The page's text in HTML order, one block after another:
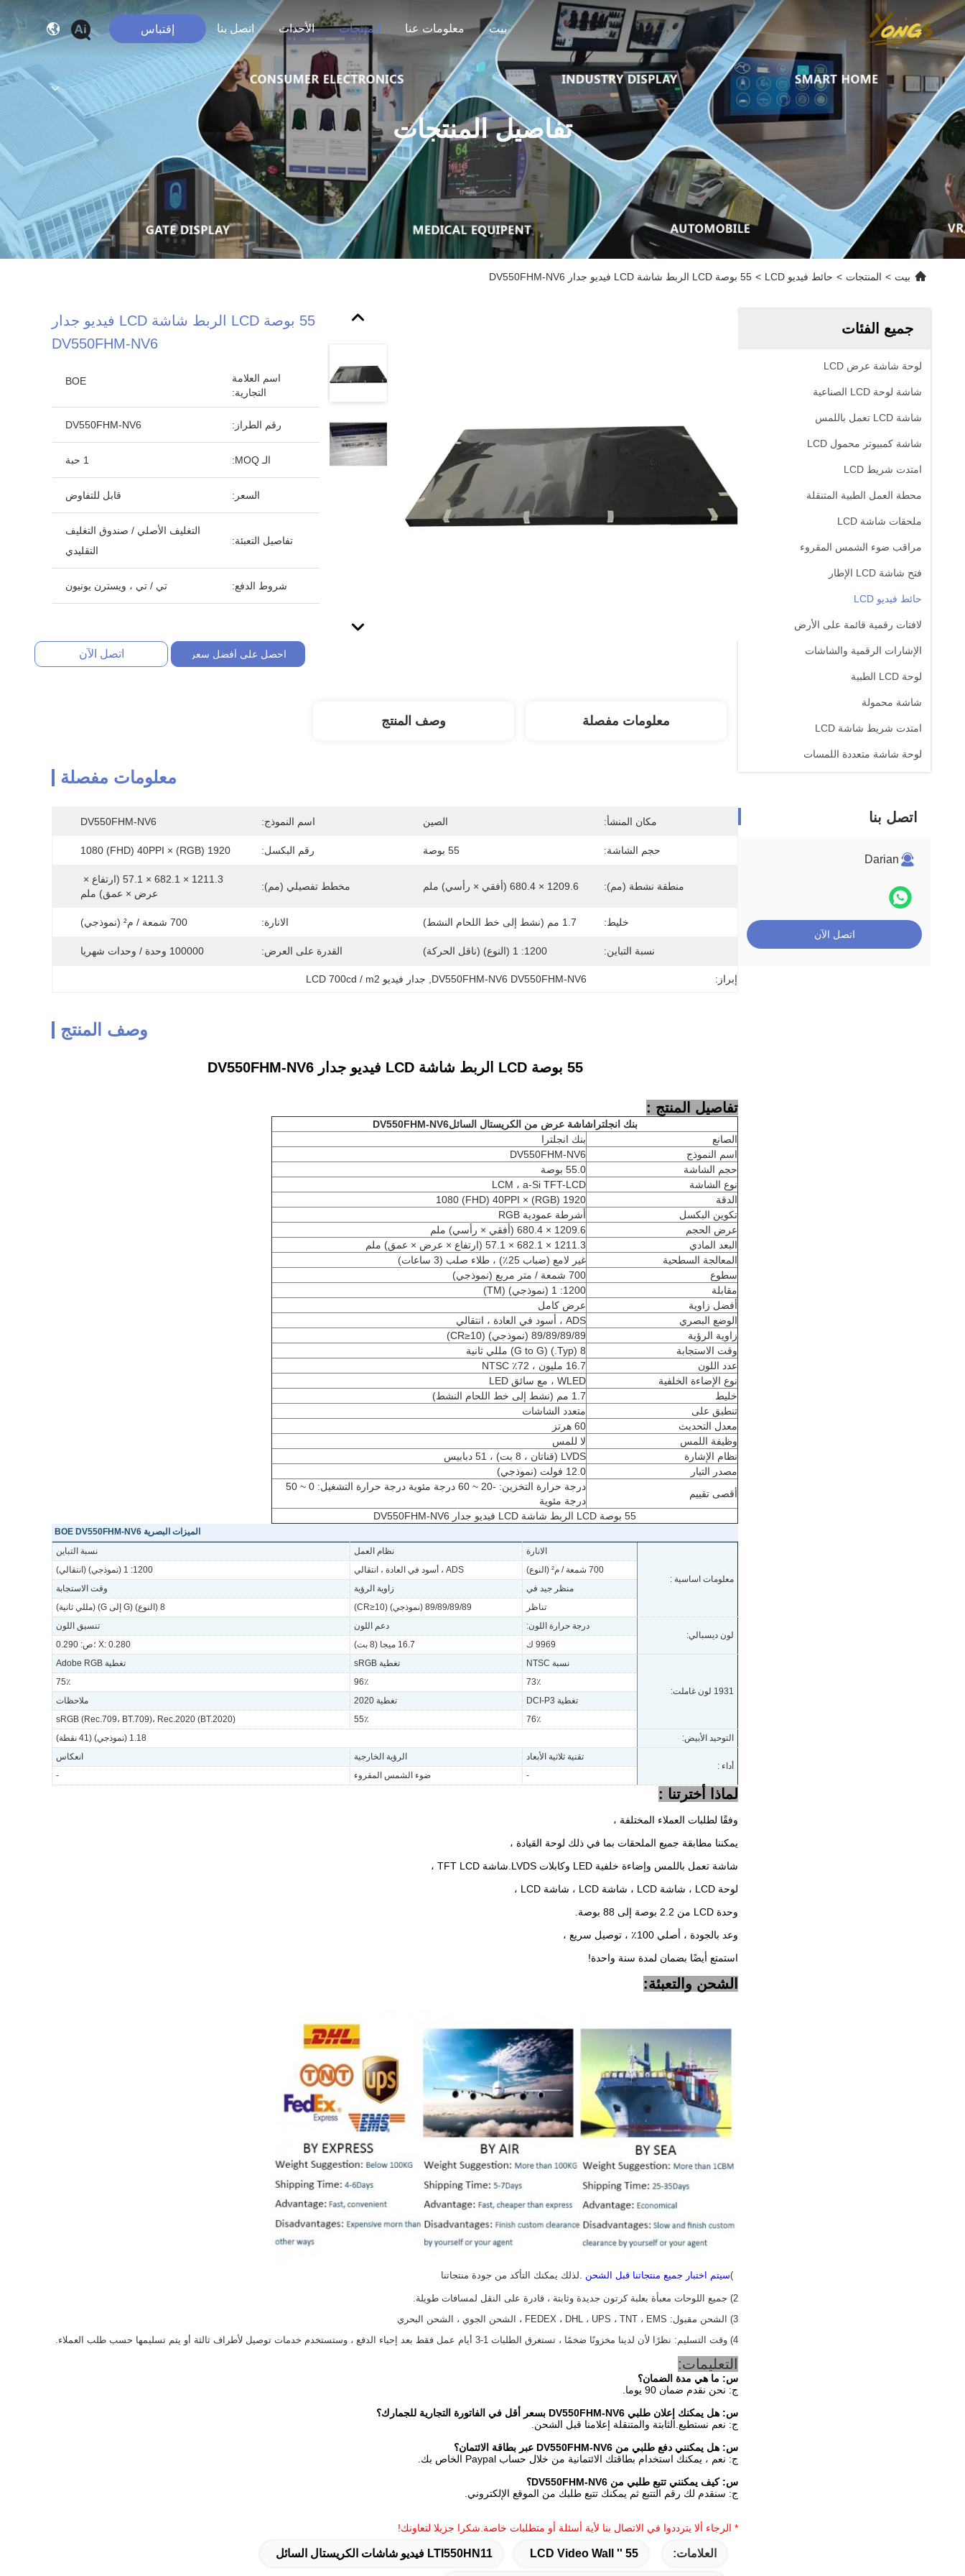
بيت معلومات عنا المنتجات الأحداث اتصل بنا إقتباس
تفاصيل المنتجات
بيت > المنتجات > حائط فيديو LCD > 55 بوصة LCD الربط شاشة LCD فيديو جدار DV550FHM-NV6
جميع الفئات
لوحة شاشة عرض LCD
شاشة لوحة LCD الصناعية
شاشة LCD تعمل باللمس
شاشة كمبيوتر محمول LCD
امتدت شريط LCD
محطة العمل الطبية المتنقلة
ملحقات شاشة LCD
مراقب ضوء الشمس المقروء
فتح شاشة LCD الإطار
حائط فيديو LCD
لافتات رقمية قائمة على الأرض
الإشارات الرقمية والشاشات
لوحة LCD الطبية
شاشة محمولة
امتدت شريط شاشة LCD
لوحة شاشة متعددة اللمسات
اتصل بنا
Darian
اتصل الآن
55 بوصة LCD الربط شاشة LCD فيديو جدار
DV550FHM-NV6
اسم العلامة
التجارية:
BOE
رقم الطراز: DV550FHM-NV6
الـ MOQ: 1 حبة
السعر: قابل للتفاوض
تفاصيل التعبئة:
التغليف الأصلي / صندوق التغليف
التقليدي
شروط الدفع: تي / تي ، ويسترن يونيون
احصل على أفضل سعر اتصل الآن
معلومات مفصلة وصف المنتج
معلومات مفصلة
مكان المنشأ: الصين اسم النموذج: DV550FHM-NV6
حجم الشاشة: 55 بوصة رقم البكسل: 1920 (RGB) × 1080 (FHD) 40PPI
منطقة نشطة (مم): 1209.6 × 680.4 (أفقي × رأسي) ملم مخطط تفصيلي (مم):
عرض × عمق) ملم
خليط: 1.7 مم (نشط إلى خط اللحام النشط) الانارة: 700 شمعة / م² (نموذجي)
نسبة التباين: 1200: 1 (النوع) (ناقل الحركة) القدرة على العرض: 100000 وحدة / وحدات شهريا
إبراز: DV550FHM-NV6 DV550FHM-NV6 جدار فيديو LCD 700cd / m2
وصف المنتج
55 بوصة LCD الربط شاشة LCD فيديو جدار DV550FHM-NV6
تفاصيل المنتج :
بنك انجلتراشاشة عرض من الكريستال السائلDV550FHM-NV6
الصانع
بنك انجلترا
اسم النموذج
DV550FHM-NV6
حجم الشاشة
55.0 بوصة
نوع الشاشة
LCM ، a-Si TFT-LCD
الدقة
1920 (RGB) × 1080 (FHD) 40PPI
تكوين البكسل
أشرطة عمودية RGB
عرض الحجم
1209.6 × 680.4 (أفقي × رأسي) ملم
البعد المادي
1211.3 × 682.1 × 57.1 (ارتفاع × عرض × عمق) ملم
المعالجة السطحية
غير لامع (ضباب 25٪) ، طلاء صلب (3 ساعات)
سطوع
700 شمعة / متر مربع (نموذجي)
مقابلة
1200: 1 (نموذجي) (TM)
أفضل زاوية
عرض كامل
الوضع البصري
ADS ، أسود في العادة ، انتقالي
زاوية الرؤية
89/89/89/89 (نموذجي) (CR≥10)
وقت الاستجابة
8 (Typ.) (G to G) مللي ثانية
عدد اللون
16.7 مليون ، 72٪ NTSC
نوع الإضاءة الخلفية
WLED ، مع سائق LED
خليط
1.7 مم (نشط إلى خط اللحام النشط)
تنطبق على
متعدد الشاشات
معدل التحديث
60 هرتز
وظيفة اللمس
لا للمس
نظام الإشارة
LVDS (قناتان ، 8 بت) ، 51 دبابيس
مصدر التيار
12.0 فولت (نموذجي)
أقصى تقييم
درجة حرارة التخزين: -20 ~ 60 درجة مئوية درجة حرارة التشغيل: 0 ~ 50
درجة مئوية
55 بوصة LCD الربط شاشة LCD فيديو جدار DV550FHM-NV6
الميزات البصرية BOE DV550FHM-NV6
معلومات اساسية :
الانارة نظام العمل
نسبة التباين
700 شمعة / م² (النوع)
ADS ، أسود في العادة ، انتقالي
1200: 1 (نموذجي) (انتقالي)
منظر جيد في
زاوية الرؤية
وقت الاستجابة
تناظر
89/89/89/89 (نموذجي) (CR≥10) 8 (النوع) (G إلى G) (مللي ثانية)
لون ديسبالي:
درجة حرارة اللون: دعم اللون
تنسيق اللون
9969 ك
16.7 ميجا (8 بت) X: 0.280 ؛ص: 0.290
1931 لون غاملت:
نسبة NTSC تغطية sRGB
تغطية Adobe RGB
73٪
96٪
75٪
تغطية DCI-P3
تغطية 2020
ملاحظات
76٪
55٪
sRGB (Rec.709، BT.709)، Rec.2020 (BT.2020)
التوحيد الأبيض:
1.18 (نموذجي) (41 نقطة)
أداء :
تقنية ثلاثية الأبعاد الرؤية الخارجية
انعكاس
-
ضوء الشمس المقروء -
لماذا أخترتنا :
وفقًا لطلبات العملاء المختلفة ،
يمكننا مطابقة جميع الملحقات بما في ذلك لوحة القيادة ،
شاشة تعمل باللمس وإضاءة خلفية LED وكابلات LVDS.شاشة TFT LCD ،
لوحة LCD ، شاشة LCD ، شاشة LCD ، شاشة LCD ،
وحدة LCD من 2.2 بوصة إلى 88 بوصة.
وعد بالجودة ، أصلي 100٪ ، توصيل سريع ،
استمتع أيضًا بضمان لمدة سنة واحدة!
الشحن والتعبئة:
سيتم اختبار جميع منتجاتنا قبل الشحن .لذلك يمكنك التأكد من جودة منتجاتنا
2) جميع اللوحات معبأة بعلبة كرتون جديدة وثابتة ، قادرة على النقل لمسافات طويلة.
3) الشحن مقبول: FEDEX ، DHL ، UPS ، TNT ، EMS ، الشحن الجوي ، الشحن البحري
4) وقت التسليم: نظرًا لأن لدينا مخزونًا ضخمًا ، تستغرق الطلبات 1-3 أيام عمل فقط بعد إحياء الدفع ، وستستخدم خدمات توصيل لأطراف ثالثة أو يتم تسليمها حسب طلب العملاء.
التعليمات:
س: ما هي مدة الضمان؟
ج: نحن نقدم ضمان 90 يوما.
س: هل يمكنك إعلان طلبي DV550FHM-NV6 بسعر أقل في الفاتورة التجارية للجمارك؟
ج: نعم نستطيع.الثابتة والمتنقلة إعلامنا قبل الشحن.
س: هل يمكنني دفع طلبي من DV550FHM-NV6 عبر بطاقة الائتمان؟
ج: نعم ، يمكنك استخدام بطاقتك الائتمانية من خلال حساب Paypal الخاص بك.
س: كيف يمكنني تتبع طلبي من DV550FHM-NV6؟
ج: سنقدم لك رقم التتبع ثم يمكنك تتبع طلبك من الموقع الإلكتروني.
* الرجاء ألا يترددوا في الاتصال بنا لأية أسئلة أو متطلبات خاصة.شكرا جزيلا لتعاونك!
العلامات: 55 '' LCD Video Wall LTI550HN11 فيديو شاشات الكريستال السائل